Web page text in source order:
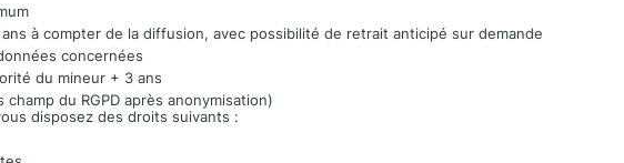
à compter de la diffusion, avec possibilité de retrait anticipé sur demande
concernées
du mineur + 3 ans
du RGPD après anonymisation)
disposez des droits suivants :